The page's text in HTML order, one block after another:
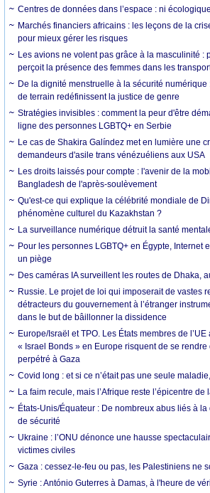
Centres de données dans l’espace : ni
Marchés financiers africains : les leçons de la
pour mieux gérer les risques
Les avions ne volent pas grâce à la masculinité :
perçoit la présence des femmes dans les
De la dignité menstruelle à la sécurité numérique
de terrain redéfinissent la justice de genre
Stratégies invisibles : comment la peur d'être
ligne des personnes LGBTQ+ en Serbie
Le cas de Shakira Galíndez met en lumière une
demandeurs d'asile trans vénézuéliens aux USA
Les droits laissés pour compte : l'avenir de la
Bangladesh de l'après-soulèvement
Qu'est-ce qui explique la célébrité mondiale de
phénomène culturel du Kazakhstan ?
La surveillance numérique détruit la santé
Pour les personnes LGBTQ+ en Égypte, Internet
un piège
Des caméras IA surveillent les routes de Dhaka,
Russie. Le projet de loi qui imposerait de vastes
détracteurs du gouvernement à l’étranger
dans le but de bâillonner la dissidence
Europe/Israël et TPO. Les États membres de
« Israel Bonds » en Europe risquent de se
perpétré à Gaza
Covid long : et si ce n’était pas une seule
La faim recule, mais l’Afrique reste l’épicentre de
États-Unis/Équateur : De nombreux abus liés à
de sécurité
Ukraine : l’ONU dénonce une hausse
victimes civiles
Gaza : cessez-le-feu ou pas, les Palestiniens ne
Syrie : António Guterres à Damas, à l'heure de